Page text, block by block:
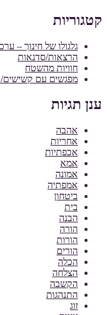
קטגוריות
גלגולו של חינוך –
הרצאות/סדנאות
חוויות מהשטח
מפגשים עם
ענן תגיות
אהבה
אחריות
אכפתיות
אמא
אמונה
אמפתיה
ביטחון
בית
הבנה
הורה
הורות
הורים
הכלה
הצלחה
הקשבה
התנהגות
זוג